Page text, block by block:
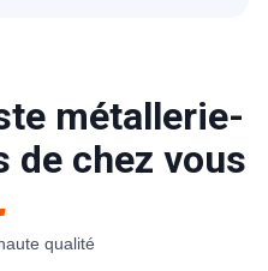
métallerie-
de chez vous
qualité